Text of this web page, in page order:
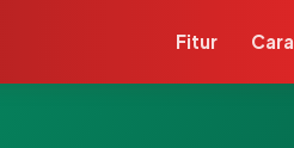
Fitur Cara